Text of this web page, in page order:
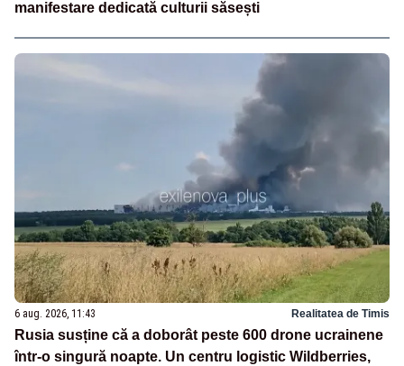
manifestare dedicată culturii săsești
6 aug. 2026, 11:43 Realitatea de Timis
Rusia susține că a doborât peste 600 drone ucrainene
într-o singură noapte. Un centru logistic Wildberries,